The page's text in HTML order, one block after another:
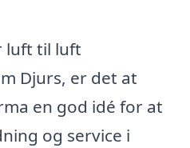
luft til luft
Djurs, er det at
en god idé for at
og service i